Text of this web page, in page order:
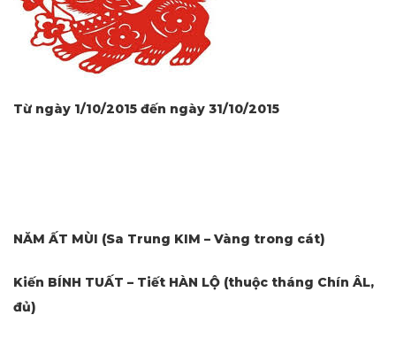
Từ ngày 1/10/2015 đến ngày 31/10/2015
NĂM ẤT MÙI (Sa Trung KIM – Vàng trong cát)
Kiến BÍNH TUẤT – Tiết HÀN LỘ (thuộc tháng Chín ÂL,
đủ)